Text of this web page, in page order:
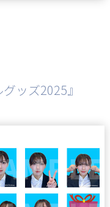
ッズ2025』